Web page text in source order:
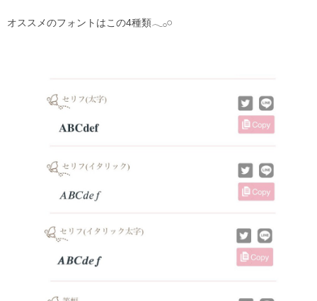
オススメのフォントはこの4種類𓂃𓂂𓏸